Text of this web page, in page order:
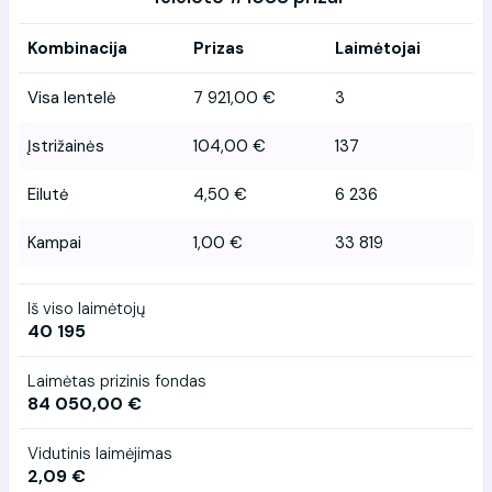
Kombinacija Prizas Laimėtojai
Visa lentelė 7 921,00 € 3
Įstrižainės 104,00 € 137
Eilutė 4,50 € 6 236
Kampai 1,00 € 33 819
Iš viso laimėtojų
40 195
Laimėtas prizinis fondas
84 050,00 €
Vidutinis laimėjimas
2,09 €